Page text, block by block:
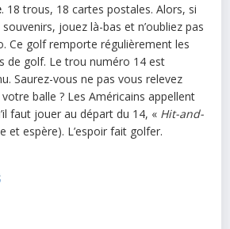
. 18 trous, 18 cartes postales. Alors, si
jouez là-bas et n’oubliez pas
Ce golf remporte régulièrement les
de golf. Le trou numéro 14 est
Saurez-vous ne pas vous relevez
balle ? Les Américains appellent
faut jouer au départ du 14, « Hit-and-
et espère). L’espoir fait golfer.